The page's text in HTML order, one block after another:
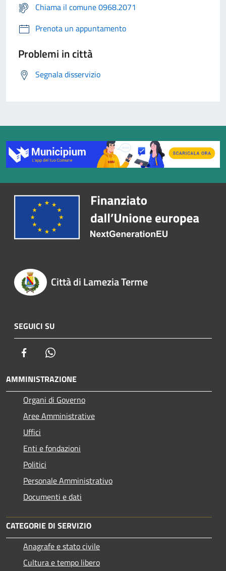
Chiama il comune 0968.2071
Prenota un appuntamento
Problemi in città
Segnala disservizio
Città di Lamezia Terme
SEGUICI SU
Facebook
AMMINISTRAZIONE
Organi di Governo
Aree Amministrative
Uffici
Enti e fondazioni
Politici
Personale Amministrativo
Documenti e dati
CATEGORIE DI SERVIZIO
Anagrafe e stato civile
Cultura e tempo libero